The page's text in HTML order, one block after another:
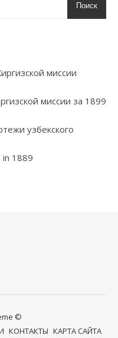
Поиск
миссии
миссии за 1899
узбекского
in 1889
©
КОНТАКТЫ КАРТА САЙТА